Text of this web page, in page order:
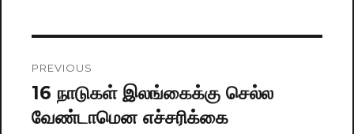
navigation
PREVIOUS
Previous
post:
16 நாடுகள் இலங்கைக்கு செல்ல
வேண்டாமென எச்சரிக்கை